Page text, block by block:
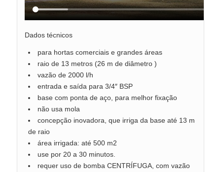
Dados técnicos
para hortas comerciais e grandes áreas
raio de 13 metros (26 m de diâmetro )
vazão de 2000 l/h
entrada e saída para 3/4″ BSP
base com ponta de aço, para melhor fixação
não usa mola
concepção inovadora, que irriga da base até 13 m
de raio
área irrigada: até 500 m2
use por 20 a 30 minutos.
requer uso de bomba CENTRÍFUGA, com vazão